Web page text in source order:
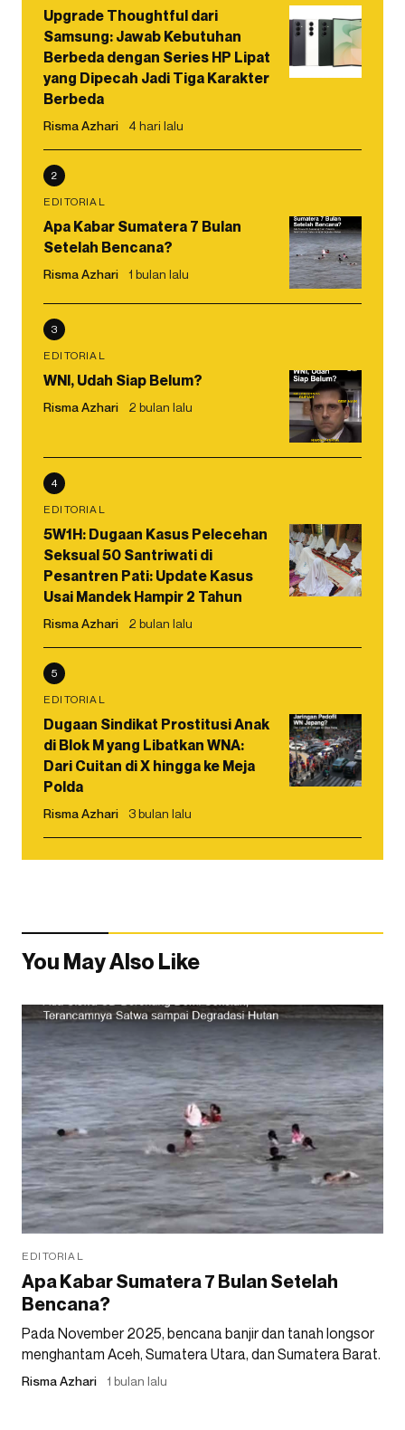
Upgrade Thoughtful dari
Samsung: Jawab Kebutuhan
Berbeda dengan Series HP Lipat
yang Dipecah Jadi Tiga Karakter
Berbeda
Risma Azhari 4 hari lalu
2
EDITORIAL
Apa Kabar Sumatera 7 Bulan
Setelah Bencana?
Risma Azhari 1 bulan lalu
3
EDITORIAL
WNI, Udah Siap Belum?
Risma Azhari 2 bulan lalu
4
EDITORIAL
5W1H: Dugaan Kasus Pelecehan
Seksual 50 Santriwati di
Pesantren Pati: Update Kasus
Usai Mandek Hampir 2 Tahun
Risma Azhari 2 bulan lalu
5
EDITORIAL
Dugaan Sindikat Prostitusi Anak
di Blok M yang Libatkan WNA:
Dari Cuitan di X hingga ke Meja
Polda
Risma Azhari 3 bulan lalu
You May Also Like
EDITORIAL
Apa Kabar Sumatera 7 Bulan Setelah
Bencana?
Pada November 2025, bencana banjir dan tanah longsor
menghantam Aceh, Sumatera Utara, dan Sumatera Barat.
Risma Azhari 1 bulan lalu